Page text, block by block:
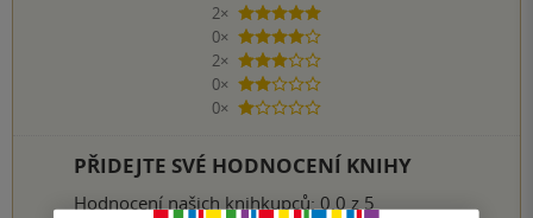
2×
5 hvězdiček
0×
4 hvězdičky
2×
3 hvězdičky
0×
2 hvězdičky
0×
1 hvezdička
PŘIDEJTE SVÉ HODNOCENÍ KNIHY
Hodnocení našich knihkupců: 0.0 z 5